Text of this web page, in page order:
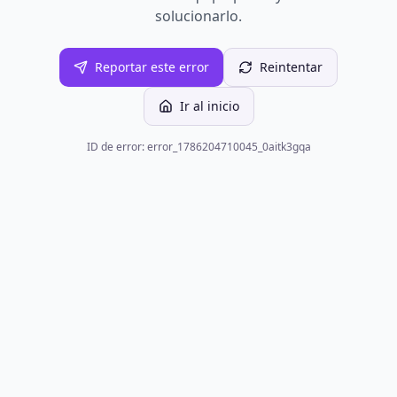
solucionarlo.
Reportar este error Reintentar
Ir al inicio
ID de error: error_1786204710045_0aitk3gqa